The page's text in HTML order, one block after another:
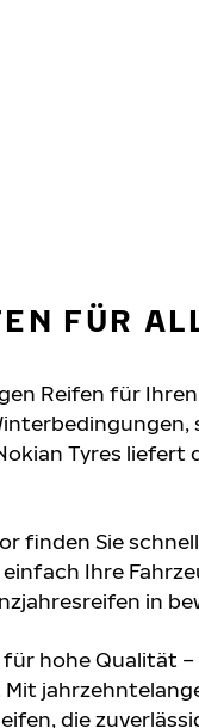
FÜR
Reifen für
Tyres liefert
finden Sie
Ihre
in
hohe Qualität –
die